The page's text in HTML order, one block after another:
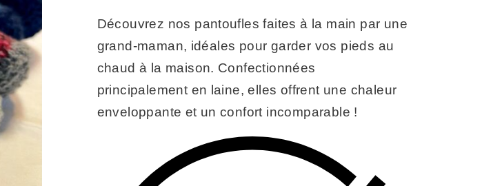
Découvrez nos pantoufles faites à la main par une
grand-maman, idéales pour garder vos pieds au
chaud à la maison. Confectionnées
principalement en laine, elles offrent une chaleur
enveloppante et un confort incomparable !